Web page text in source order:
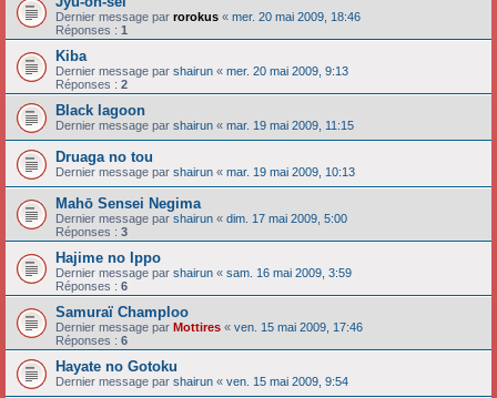
Dernier message par rorokus « mer. 20 mai 2009, 18:46
Réponses : 1
Kiba
Dernier message par shairun « mer. 20 mai 2009, 9:13
Réponses : 2
Black lagoon
Dernier message par shairun « mar. 19 mai 2009, 11:15
Druaga no tou
Dernier message par shairun « mar. 19 mai 2009, 10:13
Mahō Sensei Negima
Dernier message par shairun « dim. 17 mai 2009, 5:00
Réponses : 3
Hajime no Ippo
Dernier message par shairun « sam. 16 mai 2009, 3:59
Réponses : 6
Samuraï Champloo
Dernier message par Mottires « ven. 15 mai 2009, 17:46
Réponses : 6
Hayate no Gotoku
Dernier message par shairun « ven. 15 mai 2009, 9:54